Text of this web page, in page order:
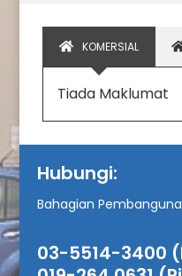
KOMERSIAL
Tiada Maklumat
Hubungi:
Bahagian
03-5514-3400